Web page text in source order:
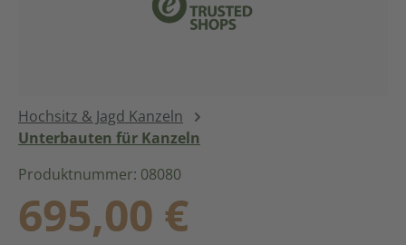
Hochsitz & Jagd Kanzeln
Unterbauten für Kanzeln
Produktnummer: 08080
695,00 €